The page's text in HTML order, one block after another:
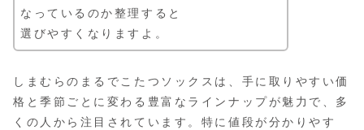
なっているのか整理すると
選びやすくなりますよ。
しまむらのまるでこたつソックスは、手に取りやすい価
格と季節ごとに変わる豊富なラインナップが魅力で、多
くの人から注目されています。特に値段が分かりやす